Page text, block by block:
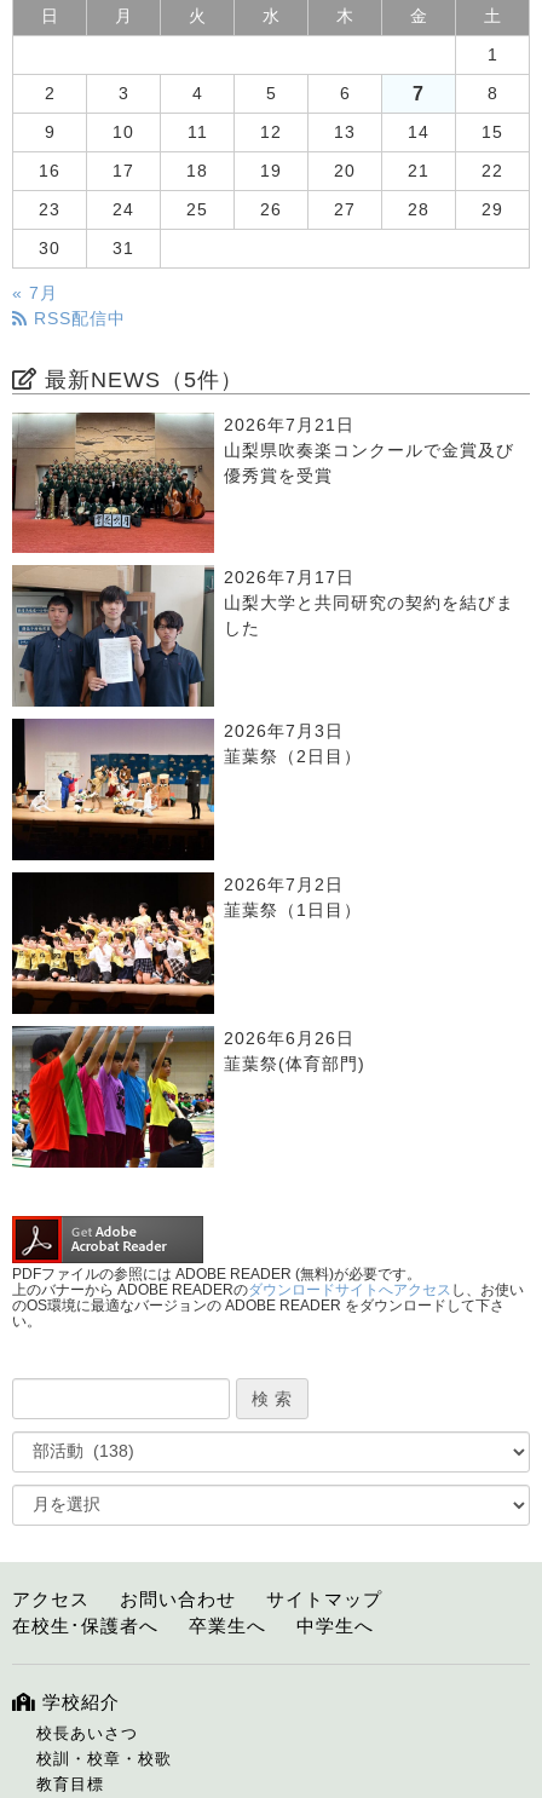
日 月 火 水 木 金 土
1
2 3 4 5 6 7 8
9 10 11 12 13 14 15
16 17 18 19 20 21 22
23 24 25 26 27 28 29
30 31
« 7月
RSS配信中
最新NEWS（5件）
2026年7月21日
山梨県吹奏楽コンクールで金賞及び
優秀賞を受賞
2026年7月17日
山梨大学と共同研究の契約を結びま
した
2026年7月3日
韮葉祭（2日目）
2026年7月2日
韮葉祭（1日目）
2026年6月26日
韮葉祭(体育部門)
PDFファイルの参照には ADOBE READER (無料)が必要です。
上のバナーから ADOBE READERのダウンロードサイトへアクセス し、お使い
のOS環境に最適なバージョンの ADOBE READER をダウンロードして下さ
い。
アクセス お問い合わせ
サイトマップ
在校生･保護者へ
卒業生へ 中学生へ
学校紹介
校長あいさつ
校訓・校章・校歌
教育目標